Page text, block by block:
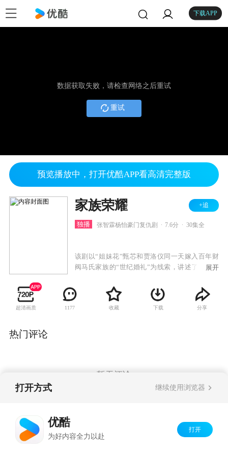
下载APP
数据获取失败，请检查网络之后重试
重试
预览播放中，打开优酷APP看高清完整版
家族荣耀 +追
独播 张智霖杨怡豪门复仇剧 7.6分 30集全
该剧以“姐妹花”甄芯和贾洛仪同一天嫁入百年财
阀马氏家族的“世纪婚礼”为线索，讲述了马家三
展开
超清画质 1177 收藏 下载 分享
热门评论
暂无评论
打开方式 继续使用浏览器
优酷
为好内容全力以赴
打开